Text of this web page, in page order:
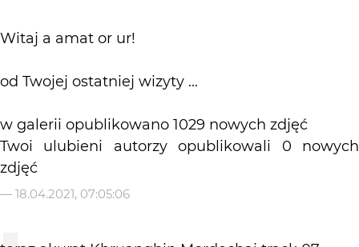
Witaj a amat or ur!
od Twojej ostatniej wizyty ...
w galerii opublikowano 1029 nowych zdjęć
Twoi ulubieni autorzy opublikowali 0 nowych
zdjęć
— 18.04.2021, 07:05:06